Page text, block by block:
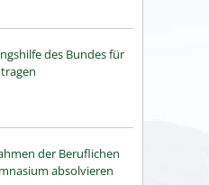
des Bundes für
der Beruflichen
absolvieren